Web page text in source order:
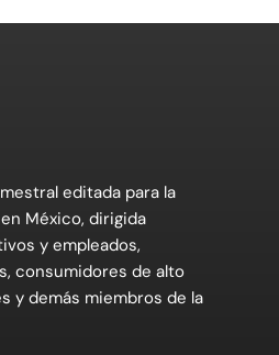
editada para la
México, dirigida
y empleados,
consumidores de alto
y demás miembros de la